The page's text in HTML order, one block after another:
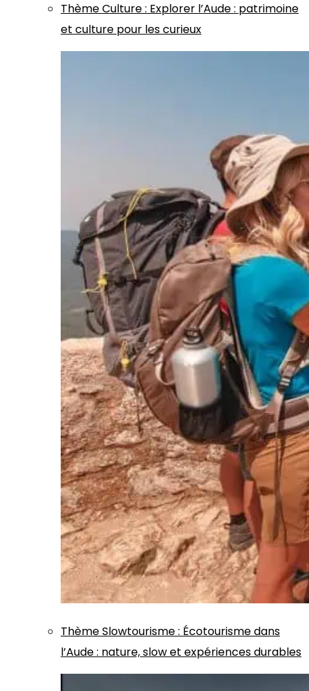
ThèmeCulture: Explorer l’Aude : patrimoine
et culture pour les curieux
ThèmeSlowtourisme: Écotourisme dans
l’Aude : nature, slow et expériences durables